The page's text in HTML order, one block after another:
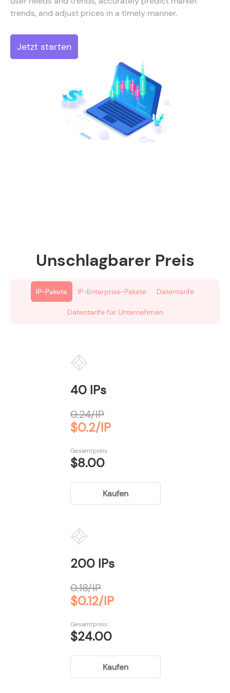
trends, and adjust prices in a timely manner.
Jetzt starten
Unschlagbarer Preis
IP-Pakete IP-Enterprise-Pakete Datentarife
Datentarife für Unternehmen
40 IPs
0.24/IP
$0.2/IP
Gesamtpreis
$8.00
Kaufen
200 IPs
0.18/IP
$0.12/IP
Gesamtpreis
$24.00
Kaufen